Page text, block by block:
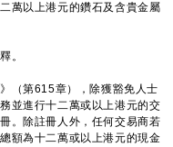
萬以上港元的鑽石及含貴金屬
。
第615章），除獲豁免人士
並進行十二萬或以上港元的交
。除註冊人外，任何交易商若
額為十二萬或以上港元的現金